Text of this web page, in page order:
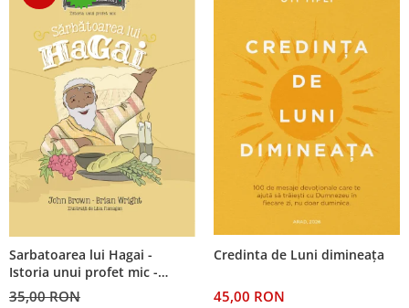
Sarbatoarea lui Hagai -
Istoria unui profet mic -
Seria: Cei 12 cutezatori
35,00 RON
Credinta de Luni dimineața
45,00 RON